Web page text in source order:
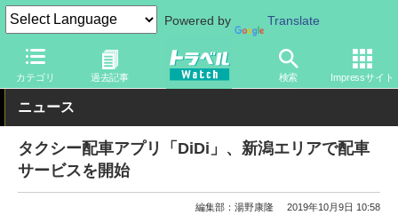
Powered by Translate
カテゴリ 過去記事 検索 Impressサイト
トラベル Watch 旅の方法 クルマ旅 その他
ニュース
タクシー配車アプリ「DiDi」、新潟エリアで配車
サービスを開始
編集部：湯野康隆 2019年10月9日 10:58